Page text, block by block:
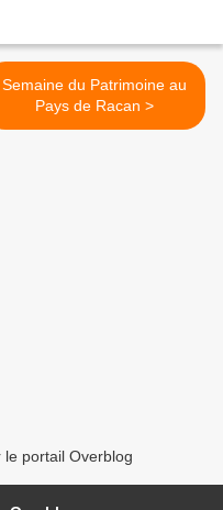
Semaine du Patrimoine au
Pays de Racan >
le portail Overblog